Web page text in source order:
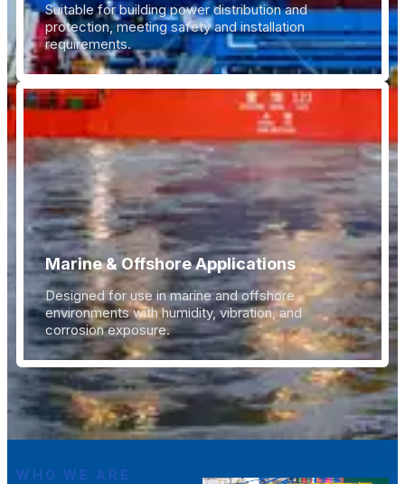
Suitable for building power distribution and
protection, meeting safety and installation
requirements.
Marine & Offshore Applications
Designed for use in marine and offshore
environments with humidity, vibration, and
corrosion exposure.
WHO WE ARE